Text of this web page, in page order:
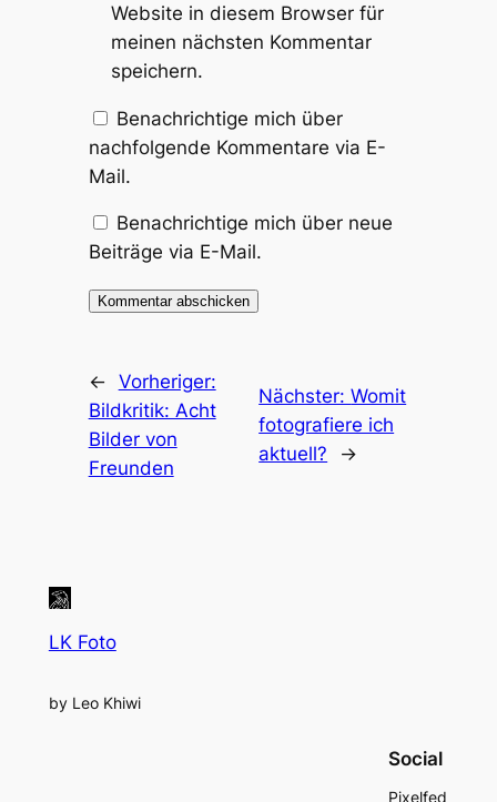
Website in diesem Browser für
meinen nächsten Kommentar
speichern.
Benachrichtige mich über
nachfolgende Kommentare via E-
Mail.
Benachrichtige mich über neue
Beiträge via E-Mail.
← Vorheriger:
Bildkritik: Acht
Bilder von
Freunden
Nächster:Womit
fotografiere ich
aktuell?
→
LK Foto
by Leo Khiwi
Social
Pixelfed